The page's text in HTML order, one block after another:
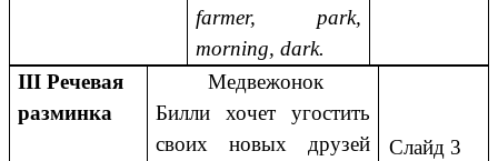
farmer, park,
morning, dark.
III Речевая
разминка
Медвежонок
Билли хочет угостить
своих новых друзей
Слайд 3